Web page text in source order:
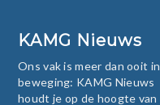
KAMG Nieuws
Ons vak is meer dan ooit in
beweging: KAMG Nieuws
houdt je op de hoogte van